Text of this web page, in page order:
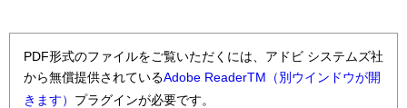
PDF形式のファイルをご覧いただくには、アドビ システムズ社
から無償提供されているAdobe ReaderTM（別ウインドウが開
きます） プラグインが必要です。